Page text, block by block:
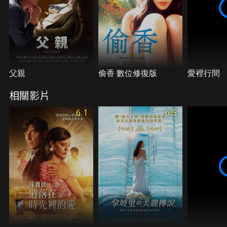
父親 偷香 數位修復版 愛裡行間
相關影片
6.1 6.5